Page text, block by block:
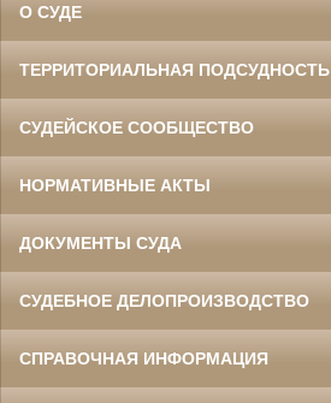
О СУДЕ
ТЕРРИТОРИАЛЬНАЯ ПОДСУДНОСТЬ
СУДЕЙСКОЕ СООБЩЕСТВО
НОРМАТИВНЫЕ АКТЫ
ДОКУМЕНТЫ СУДА
СУДЕБНОЕ ДЕЛОПРОИЗВОДСТВО
СПРАВОЧНАЯ ИНФОРМАЦИЯ